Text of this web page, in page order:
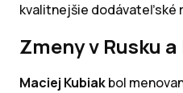
kvalitnejšie dodávateľské
Zmeny v Rusku
Maciej Kubiakbol